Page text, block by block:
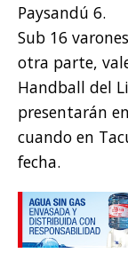
Paysandú 6.
Sub 16
otra parte,
Handball del
presentarán
cuando en
fecha.